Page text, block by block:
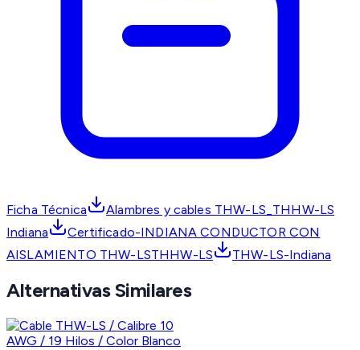
Ficha Técnica
Alambres y cables THW-LS_THHW-LS
Indiana
Certificado-INDIANA CONDUCTOR CON
AISLAMIENTO THW-LSTHHW-LS
THW-LS-Indiana
Alternativas Similares